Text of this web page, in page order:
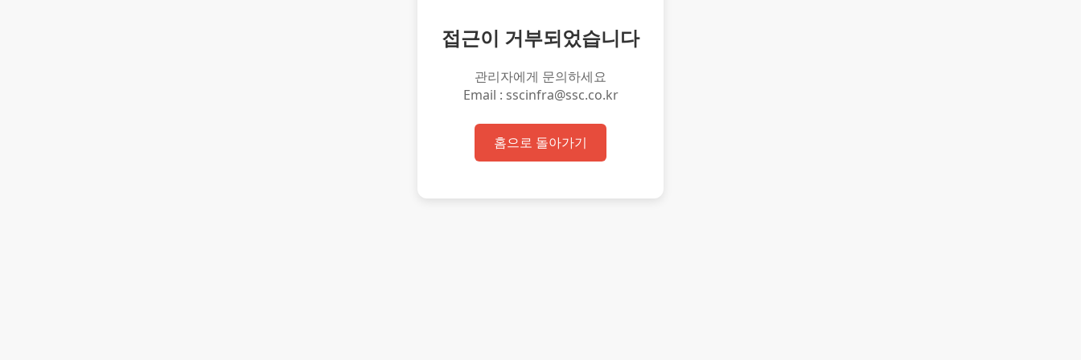
접근이 거부되었습니다
관리자에게 문의하세요
Email : sscinfra@ssc.co.kr
홈으로 돌아가기